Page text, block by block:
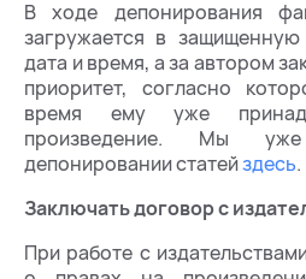
В ходе депонирования
загружается в защищенную
дата и время, а за автором
приоритет, согласно
время ему уже
произведение. Мы
депонировании статейздесь.
Заключать договор с
При работе с